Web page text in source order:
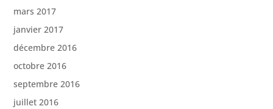
mars 2017
janvier 2017
décembre 2016
octobre 2016
septembre 2016
juillet 2016